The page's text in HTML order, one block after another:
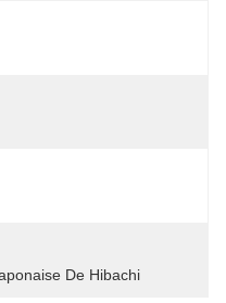
De Hibachi